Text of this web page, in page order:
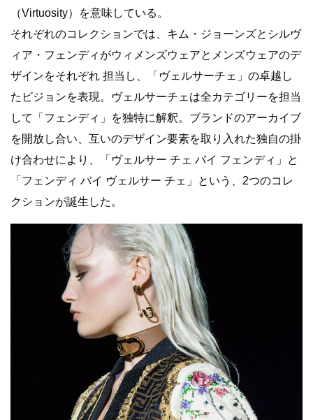
（Virtuosity）を意味している。
それぞれのコレクションでは、キム・ジョーンズとシルヴ
ィア・フェンディがウィメンズウェアとメンズウェアのデ
ザインをそれぞれ 担当し、「ヴェルサーチェ」の卓越し
たビジョンを表現。ヴェルサーチェは全カテゴリーを担当
して「フェンディ」を独特に解釈。ブランドのアーカイブ
を開放し合い、互いのデザイン要素を取り入れた独自の掛
け合わせにより、「ヴェルサー チェ バイ フェンディ」と
「フェンディ バイ ヴェルサー チェ」という、2つのコレ
クションが誕生した。